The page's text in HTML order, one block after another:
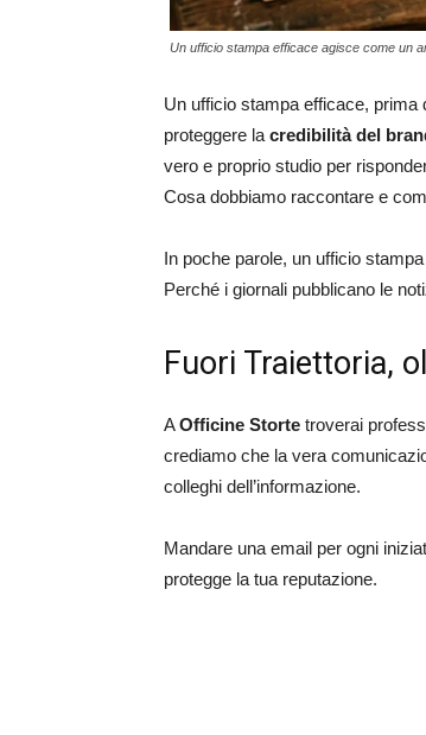
Un ufficio stampa efficace agisce come un
Un ufficio stampa efficace, prima
proteggere la credibilità del
vero e proprio studio per
Cosa dobbiamo raccontare e
In poche parole, un ufficio
Perché i giornali pubblicano le
Fuori Traiettoria,
AOfficine Storte troverai
crediamo che la vera
colleghi dell’informazione.
Mandare una email per ogni
protegge la tua reputazione.